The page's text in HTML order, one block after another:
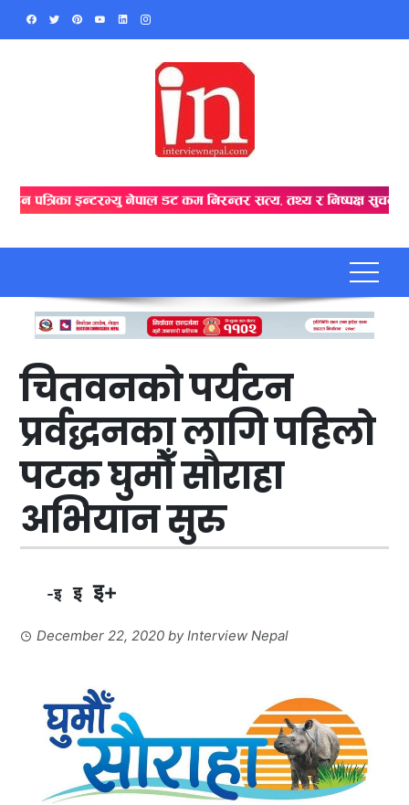
Skip
चितवनको पर्यटन
प्रर्वद्धनका लागि पहिलो
पटक घुमौँ सौराहा
अभियान सुरु
-इ इ इ+
December 22, 2020 byInterview Nepal